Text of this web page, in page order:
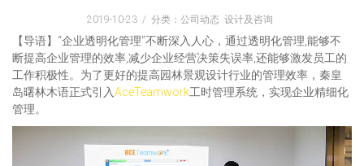
2019-10-23 分类：公司动态 设计及咨询
【导语】“企业透明化管理”不断深入人心，通过透明化管理,能够不
断提高企业管理的效率,减少企业经营决策失误率,还能够激发员工的
工作积极性。为了更好的提高园林景观设计行业的管理效率，秦皇
岛曙林木语正式引入AceTeamwork工时管理系统，实现企业精细化
管理。